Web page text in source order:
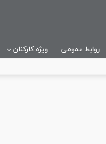
روابط عمومی ویژه کارکنان